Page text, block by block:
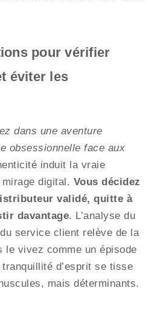
pour vérifier
éviter les
dans une aventure
obsessionnelle face aux
induit la vraie
digital. Vous décidez
validé, quitte à
davantage. L’analyse du
service client relève de la
le vivez comme un épisode
d’esprit se tisse
mais déterminants.